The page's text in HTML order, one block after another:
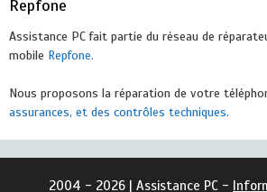
Repfone
Assistance PC fait partie du réseau de
mobile Repfone.
Nous proposons la réparation de votre
assurances, et des contrôles techniques.
2004 - 2026 | Assistance PC -